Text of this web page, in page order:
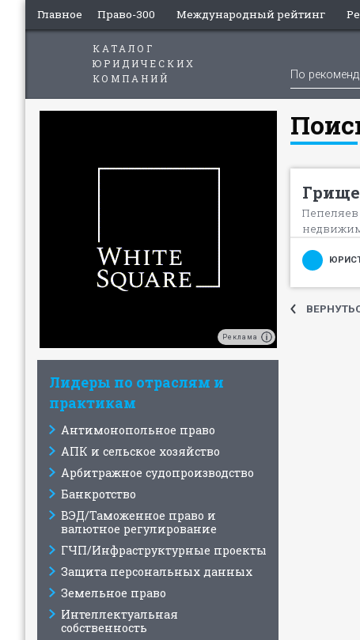
Главное Право-300 Международный рейтинг
КАТАЛОГ
ЮРИДИЧЕСКИХ
КОМПАНИЙ
По
Реклама
Лидеры по отраслям и
практикам
Антимонопольное право
АПК и сельское хозяйство
Арбитражное судопроизводство
Банкротство
ВЭД/Таможенное право и
валютное регулирование
ГЧП/Инфраструктурные проекты
Защита персональных данных
Земельное право
Интеллектуальная
собственность
Пепеляев